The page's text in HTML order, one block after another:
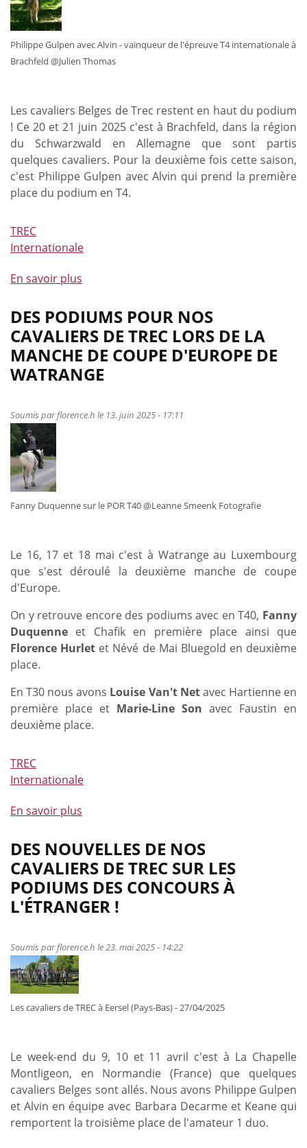
Philippe Gulpen avec Alvin - vainqueur de l'épreuve T4 internationale à
Brachfeld @Julien Thomas
Les cavaliers Belges de Trec restent en haut du podium
! Ce 20 et 21 juin 2025 c'est à Brachfeld, dans la région
du Schwarzwald en Allemagne que sont partis
quelques cavaliers. Pour la deuxième fois cette saison,
c'est Philippe Gulpen avec Alvin qui prend la première
place du podium en T4.
TREC
Internationale
En savoir plus
de
Les
cavaliers
Belges
de
restent
DES PODIUMS POUR NOS
CAVALIERS DE TREC LORS DE LA
MANCHE DE COUPE D'EUROPE DE
WATRANGE
Soumis parflorence.h le 13. juin 2025 - 17:11
Fanny Duquenne sur le POR T40 @Leanne Smeenk Fotografie
Le 16, 17 et 18 mai c'est à Watrange au Luxembourg
que s'est déroulé la deuxième manche de coupe
d'Europe.
On y retrouve encore des podiums avec en T40, Fanny
Duquenne et Chafik en première place ainsi que
Florence Hurlet et Névé de Mai Bluegold en deuxième
place.
En T30 nous avons Louise Van't Netavec Hartienne en
première place et Marie-Line Son avec Faustin en
deuxième place.
TREC
Internationale
En savoir plus
de
Des
podiums
pour
nos
de
la
Coupe
d'Europe
de
Watrange
DES NOUVELLES DE NOS
CAVALIERS DE TREC SUR LES
PODIUMS DES CONCOURS À
L'ÉTRANGER !
Soumis parflorence.h le 23. mai 2025 - 14:22
Les cavaliers de TREC à Eersel (Pays-Bas) - 27/04/2025
Le week-end du 9, 10 et 11 avril c'est à La Chapelle
Montligeon, en Normandie (France) que quelques
cavaliers Belges sont allés. Nous avons Philippe Gulpen
et Alvin en équipe avec Barbara Decarme et Keane qui
remportent la troisième place de l'amateur 1 duo.